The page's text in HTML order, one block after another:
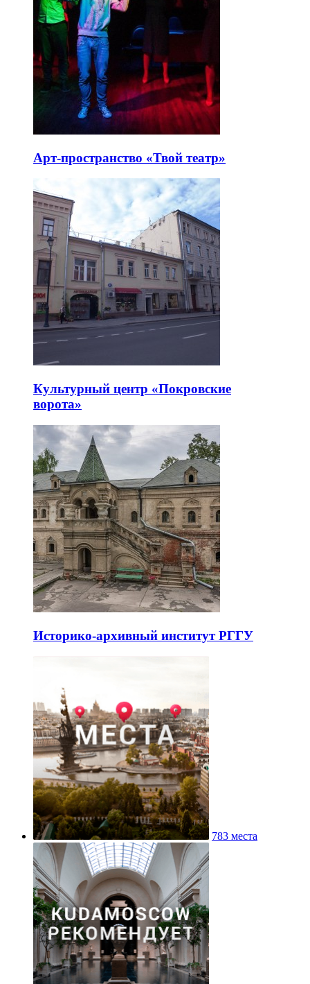
Арт-пространство «Твой театр»
Культурный центр «Покровские
ворота»
Историко-архивный институт РГГУ
783 места